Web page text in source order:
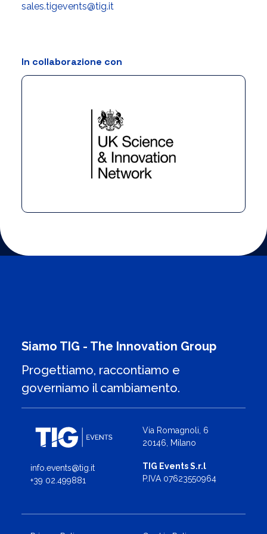
sales.tigevents@tig.it
In collaborazione con
Siamo TIG - The Innovation Group
Progettiamo, raccontiamo e
governiamo il cambiamento.
info.events@tig.it
+39 02.499881
Via Romagnoli, 6
20146, Milano
TIG Events S.r.l
P.IVA 07623550964